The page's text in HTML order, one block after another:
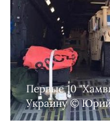
Первые 10
Украину ©